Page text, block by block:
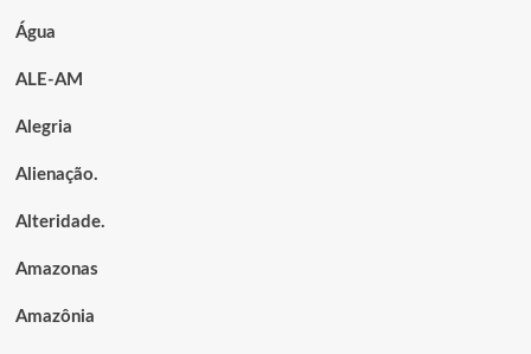
Água
ALE-AM
Alegria
Alienação.
Alteridade.
Amazonas
Amazônia